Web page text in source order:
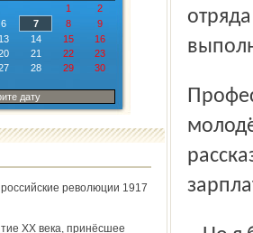
1
2
6 7 8
9
13 14 15
16
21 22
23
28 29
30
дату
революции 1917
ХХ века, принёсшее
Профессиональные водолазы с большим опытом и